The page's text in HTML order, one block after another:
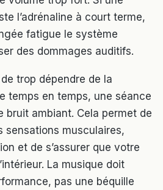
l’adrénaline à court terme,
fatigue le système
des dommages auditifs.
trop dépendre de la
temps en temps, une séance
bruit ambiant. Cela permet de
sensations musculaires,
et de s’assurer que votre
La musique doit
pas une béquille